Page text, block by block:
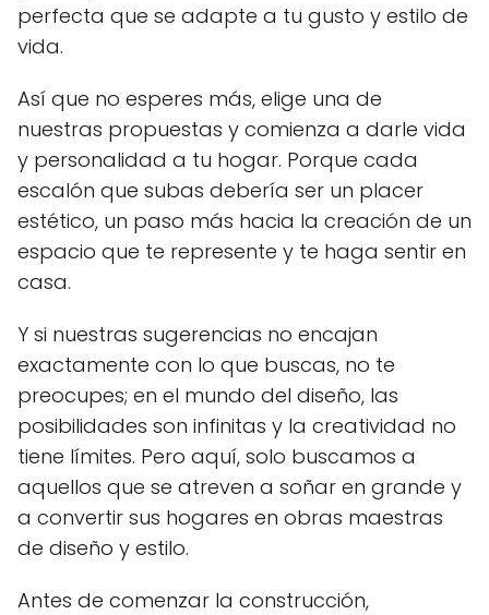
perfecta que se adapte a tu gusto y estilo de
vida.
Así que no esperes más, elige una de
nuestras propuestas y comienza a darle vida
y personalidad a tu hogar. Porque cada
escalón que subas debería ser un placer
estético, un paso más hacia la creación de un
espacio que te represente y te haga sentir en
casa.
Y si nuestras sugerencias no encajan
exactamente con lo que buscas, no te
preocupes; en el mundo del diseño, las
posibilidades son infinitas y la creatividad no
tiene límites. Pero aquí, solo buscamos a
aquellos que se atreven a soñar en grande y
a convertir sus hogares en obras maestras
de diseño y estilo.
Antes de comenzar la construcción,